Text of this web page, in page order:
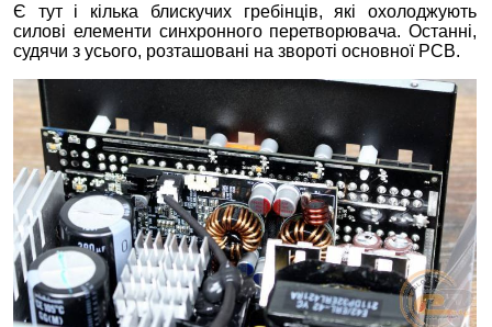
Є тут і кілька блискучих гребінців, які охолоджують
силові елементи синхронного перетворювача. Останні,
судячи з усього, розташовані на звороті основної PCB.